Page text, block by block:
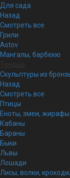
Для сада
Назад
Смотреть все
Грили
Astov
Мангалы, барбекю
Скульптуры из
Назад
Смотреть все
Птицы
Еноты, змеи, жирафы
Кабаны
Бараны
Быки
Львы
Лошади
Лисы, волки,